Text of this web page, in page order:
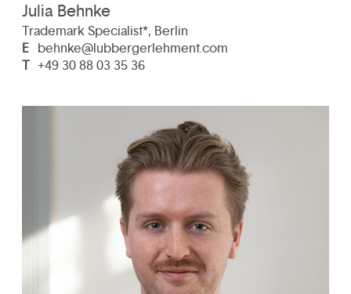
Julia Behnke
Trademark Specialist*, Berlin
E behnke@lubbergerlehment.com
T +49 30 88 03 35 36